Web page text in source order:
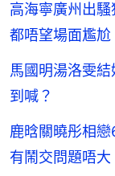
高海寧廣州出
都唔望場面尷尬
馬國明湯洛雯
到喊？
鹿晗關曉彤相
有鬧交問題唔大